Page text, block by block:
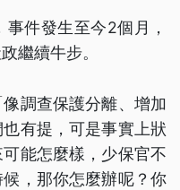
件發生至今2個月，
繼續牛步。
調查保護分離、增加
有提，可是事實上狀
能怎麼樣，少保官不
，那你怎麼辦呢？你